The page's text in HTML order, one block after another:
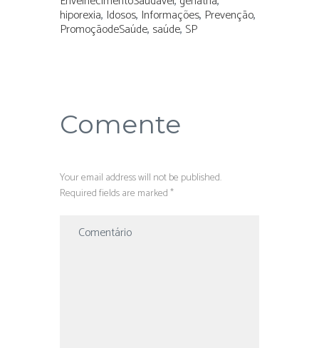
hiporexia, Idosos, Informações, Prevenção,
PromoçãodeSaúde, saúde, SP
Comente
Your email address will not be published.
Required fields are marked *